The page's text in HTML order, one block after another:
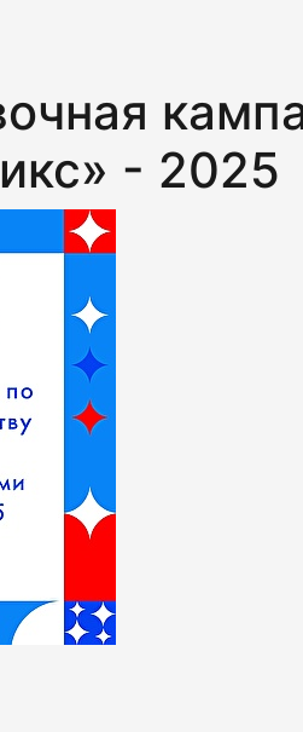
- 2025